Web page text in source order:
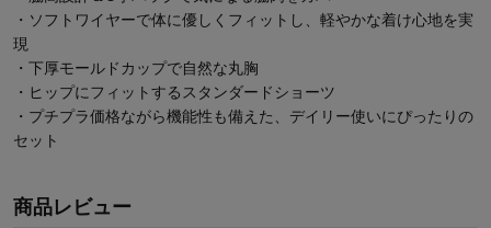
・ソフトワイヤーで体に優しくフィットし、軽やかな着け心地を実
現
・下厚モールドカップで自然な丸胸
・ヒップにフィットするスタンダードショーツ
・プチプラ価格ながら機能性も備えた、デイリー使いにぴったりの
セット
商品レビュー